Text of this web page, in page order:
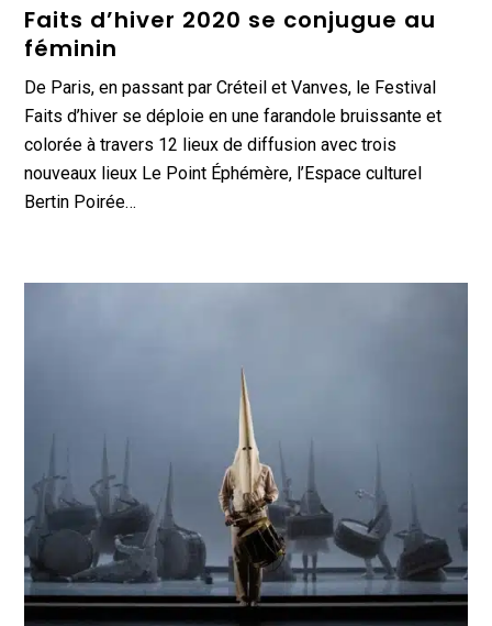
Faits d’hiver 2020 se conjugue au
féminin
De Paris, en passant par Créteil et Vanves, le Festival
Faits d’hiver se déploie en une farandole bruissante et
colorée à travers 12 lieux de diffusion avec trois
nouveaux lieux Le Point Éphémère, l’Espace culturel
Bertin Poirée…